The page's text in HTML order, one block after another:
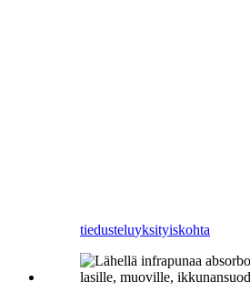
tiedusteluyksityiskohta